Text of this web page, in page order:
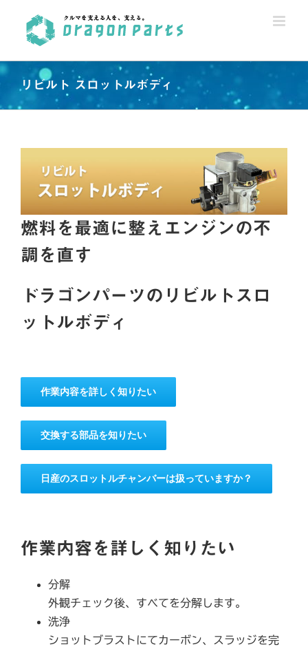
content
リビルト スロットルボディ
燃料を最適に整えエンジンの不
調を直す
ドラゴンパーツのリビルトスロ
ットルボディ
作業内容を詳しく知りたい
交換する部品を知りたい
日産のスロットルチャンバーは扱っていますか？
作業内容を詳しく知りたい
分解
外観チェック後、すべてを分解します。
洗浄
ショットブラストにてカーボン、スラッジを完